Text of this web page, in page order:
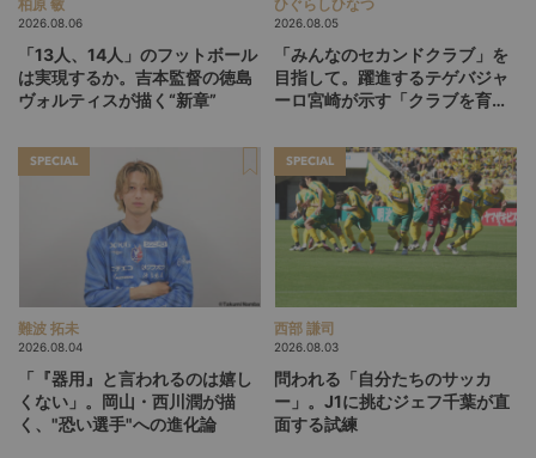
柏原 敏
2026.08.06
「13人、14人」のフットボール
は実現するか。吉本監督の徳島
ヴォルティスが描く“新章”
ひぐらしひなつ
2026.08.05
「みんなのセカンドクラブ」を
目指して。躍進するテゲバジャ
ーロ宮崎が示す「クラブを育て
SPECIAL
難波 拓未
2026.08.04
「『器用』と言われるのは嬉し
くない」。岡山・西川潤が描
く、"恐い選手"への進化論
SPECIAL
西部 謙司
2026.08.03
問われる「自分たちのサッカ
ー」。J1に挑むジェフ千葉が直
面する試練